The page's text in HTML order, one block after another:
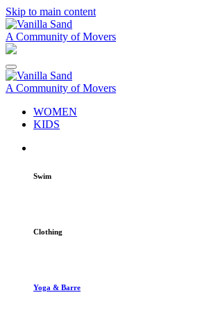
Skip to main content
A Community of Movers
A Community of Movers
WOMEN
KIDS
Swim
Clothing
Yoga & Barre